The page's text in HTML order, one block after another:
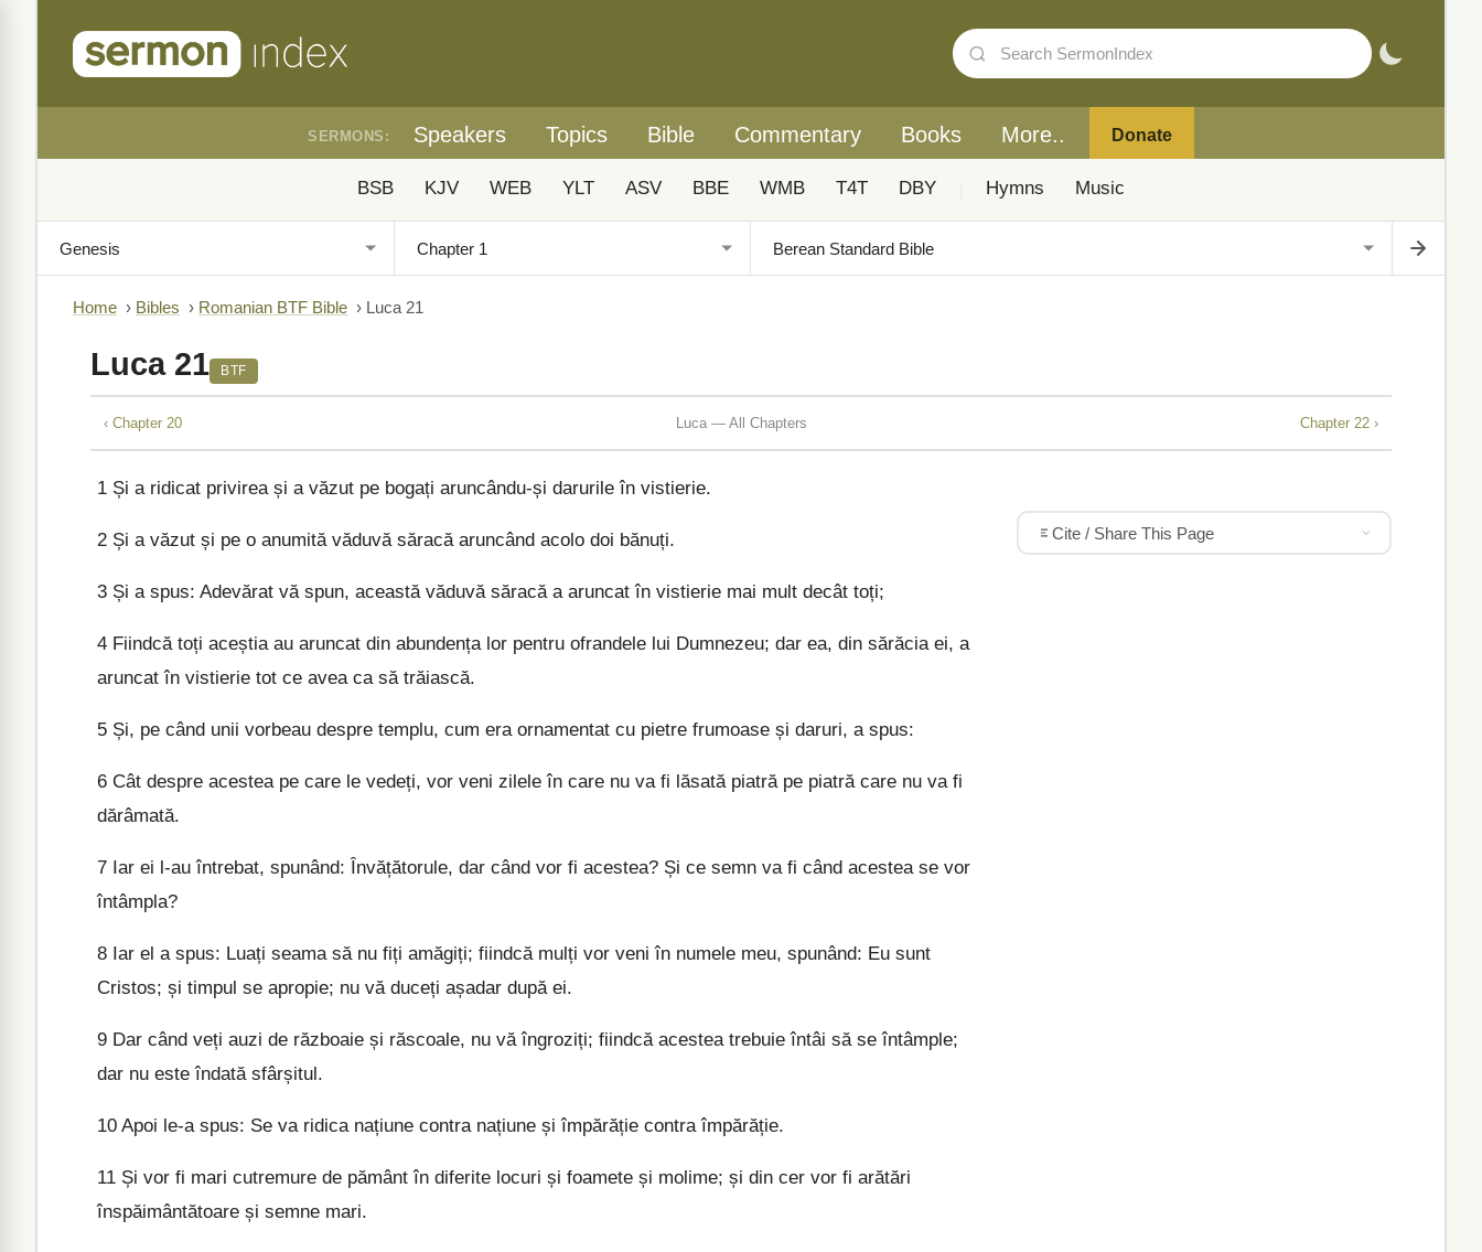
SERMONS: Speakers Topics Bible Commentary Books More.. Donate
BSB KJV WEB YLT ASV BBE WMB T4T DBY Hymns Music
Home › Bibles › Romanian BTF Bible › Luca 21
Luca 21 BTF
‹ Chapter 20 Luca — All Chapters Chapter 22 ›
1 Și a ridicat privirea și a văzut pe bogați aruncându-și darurile în vistierie.
2 Și a văzut și pe o anumită văduvă săracă aruncând acolo doi bănuți.
3 Și a spus: Adevărat vă spun, această văduvă săracă a aruncat în vistierie mai mult decât toți;
4 Fiindcă toți aceștia au aruncat din abundența lor pentru ofrandele lui Dumnezeu; dar ea, din sărăcia ei, a
aruncat în vistierie tot ce avea ca să trăiască.
5 Și, pe când unii vorbeau despre templu, cum era ornamentat cu pietre frumoase și daruri, a spus:
6 Cât despre acestea pe care le vedeți, vor veni zilele în care nu va fi lăsată piatră pe piatră care nu va fi
dărâmată.
7 Iar ei l-au întrebat, spunând: Învățătorule, dar când vor fi acestea? Și ce semn va fi când acestea se vor
întâmpla?
8 Iar el a spus: Luați seama să nu fiți amăgiți; fiindcă mulți vor veni în numele meu, spunând: Eu sunt
Cristos; și timpul se apropie; nu vă duceți așadar după ei.
9 Dar când veți auzi de războaie și răscoale, nu vă îngroziți; fiindcă acestea trebuie întâi să se întâmple;
dar nu este îndată sfârșitul.
10 Apoi le-a spus: Se va ridica națiune contra națiune și împărăție contra împărăție.
11 Și vor fi mari cutremure de pământ în diferite locuri și foamete și molime; și din cer vor fi arătări
înspăimântătoare și semne mari.
Cite / Share This Page